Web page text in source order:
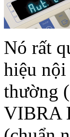
Nó rất
hiệu nội
thường
VIBRA